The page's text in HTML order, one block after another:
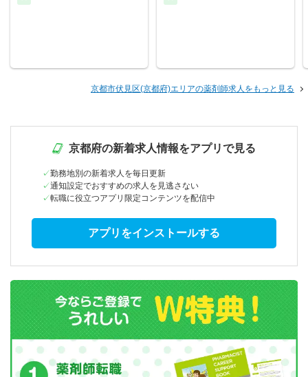
京都市伏見区(京都府)エリアの薬剤師求人をもっと見る
京都府の新着求人情報をアプリで見る
勤務地別の新着求人を毎日更新
通知設定でおすすめの求人を見逃さない
転職に役立つアプリ限定コンテンツを配信中
アプリをインストールする